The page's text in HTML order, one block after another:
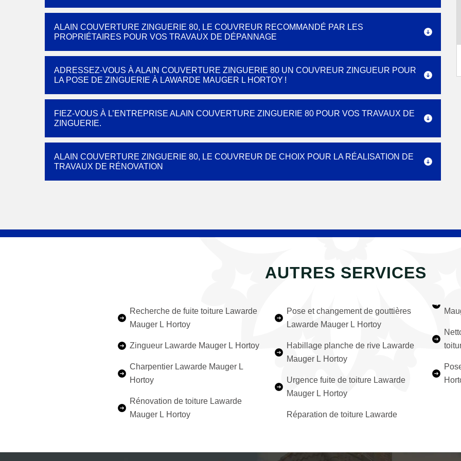
ALAIN COUVERTURE ZINGUERIE 80, LE COUVREUR RECOMMANDÉ PAR LES
PROPRIÉTAIRES POUR VOS TRAVAUX DE DÉPANNAGE
ADRESSEZ-VOUS À ALAIN COUVERTURE ZINGUERIE 80 UN COUVREUR ZINGUEUR POUR
LA POSE DE ZINGUERIE À LAWARDE MAUGER L HORTOY !
FIEZ-VOUS À L’ENTREPRISE ALAIN COUVERTURE ZINGUERIE 80 POUR VOS TRAVAUX DE
ZINGUERIE.
ALAIN COUVERTURE ZINGUERIE 80, LE COUVREUR DE CHOIX POUR LA RÉALISATION DE
TRAVAUX DE RÉNOVATION
AUTRES SERVICES
Recherche de fuite toiture Lawarde
Mauger L Hortoy
Zingueur Lawarde Mauger L Hortoy
Charpentier Lawarde Mauger L
Hortoy
Rénovation de toiture Lawarde
Mauger L Hortoy
Pose et changement de gouttières
Lawarde Mauger L Hortoy
Habillage planche de rive Lawarde
Mauger L Hortoy
Urgence fuite de toiture Lawarde
Mauger L Hortoy
Réparation de toiture Lawarde